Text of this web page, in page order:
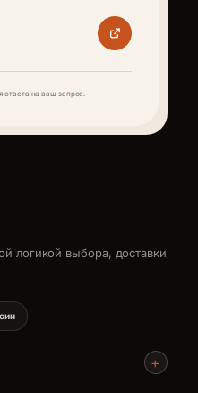
ответа на ваш запрос.
логикой выбора, доставки
+